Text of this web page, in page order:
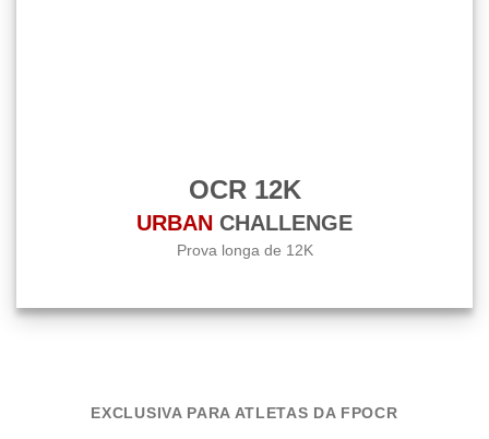
OCR 12K
URBAN CHALLENGE
Prova longa de 12K
EXCLUSIVA PARA ATLETAS DA FPOCR